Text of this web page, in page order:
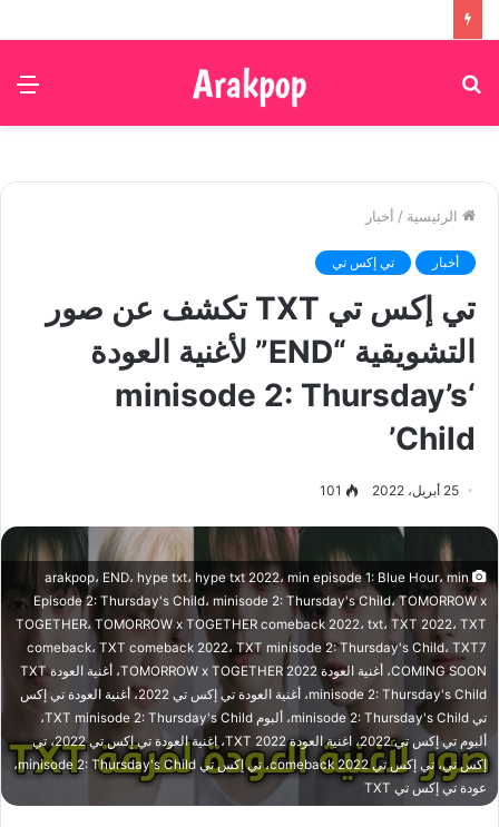
الرئيسية / أخبار
أخبار تي إكس تي
تي إكس تي TXT تكشف عن صور
التشويقية “END” لأغنية العودة
‘minisode 2: Thursday’s
Child’
25 أبريل، 2022 101
arakpop، END، hype txt، hype txt 2022، min episode 1: Blue Hour، min
Episode 2: Thursday's Child، minisode 2: Thursday's Child، TOMORROW x
TOGETHER، TOMORROW x TOGETHER comeback 2022، txt، TXT 2022، TXT
comeback، TXT comeback 2022، TXT minisode 2: Thursday's Child، TXT7
COMING SOON، أغنية العودة 2022 TOMORROW x TOGETHER، أغنية العودة TXT
minisode 2: Thursday's Child، أغنية العودة تي إكس تي 2022، أغنية العودة تي إكس
تي minisode 2: Thursday's Child، ألبوم TXT minisode 2: Thursday's Child،
ألبوم تي إكس تي 2022، اغنية العودة TXT 2022، اغنية العودة تي إكس تي 2022، تي
إكس تي، تي إكس تي comeback 2022، تي إكس تي minisode 2: Thursday's Child،
عودة تي إكس تي TXT